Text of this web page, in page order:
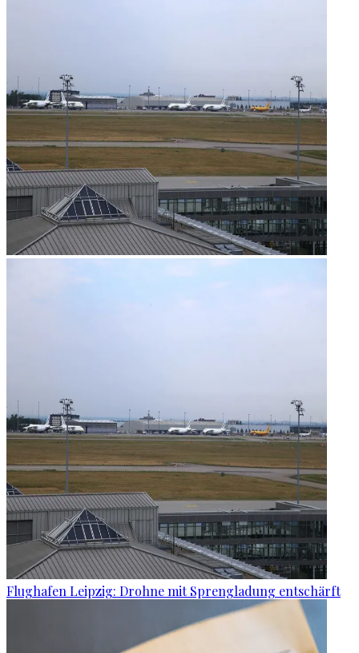
Flughafen Leipzig: Drohne mit Sprengladung entschärft